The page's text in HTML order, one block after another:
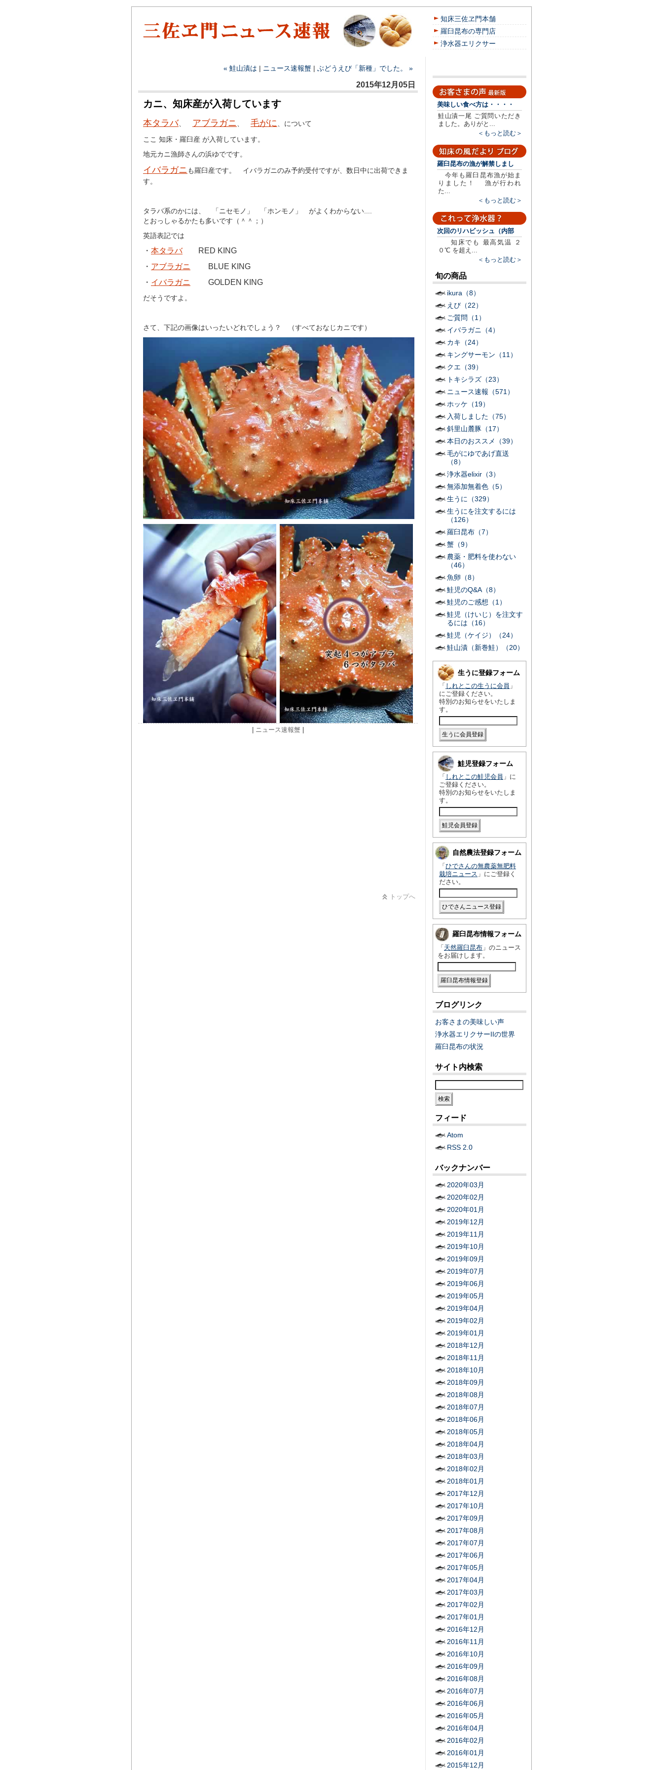
知床三佐ヱ門本舗
羅臼昆布の専門店
浄水器エリクサー
« 鮭山漬は | ニュース速報蟹 | ぶどうえび「新種」でした。 »
2015年12月05日
カニ、知床産が入荷しています
本タラバ アブラガニ 毛がに 、について
ここ 知床・羅臼産 が入荷しています。
地元カニ漁師さんの浜ゆでです。
イバラガニも羅臼産です。 イバラガニのみ予約受付ですが、数日中に出荷できま
す。
タラバ系のかには、 「ニセモノ」 「ホンモノ」 がよくわからない....
とおっしゃるかたも多いです（＾＾；）
英語表記では
・ 本タラバRED KING
・ アブラガニ BLUE KING
・ イバラガニ GOLDEN KING
だそうですよ。
さて、下記の画像はいったいどれでしょう？ （すべておなじカニです）
ニュース速報蟹
トップへ
美味しい食べ方は・・・・
鮭山漬一尾 ご質問いただき
ました。ありがと...
＜もっと読む＞
羅臼昆布の漁が解禁しまし
今年も羅臼昆布漁が始ま
りました！ 漁が行われ
た...
＜もっと読む＞
次回のリハビッシュ（内部
知床でも 最高気温 ２
０℃ を超え...
＜もっと読む＞
旬の商品
ikura（8）
えび（22）
ご質問（1）
イバラガニ（4）
カキ（24）
キングサーモン（11）
クエ（39）
トキシラズ（23）
ニュース速報（571）
ホッケ（19）
入荷しました（75）
斜里山麓豚（17）
本日のおススメ（39）
毛がにゆであげ直送
（8）
浄水器elixir（3）
無添加無着色（5）
生うに（329）
生うにを注文するには
（126）
羅臼昆布（7）
蟹（9）
農薬・肥料を使わない
（46）
魚卵（8）
鮭児のQ&A（8）
鮭児のご感想（1）
鮭児（けいじ）を注文す
るには（16）
鮭児（ケイジ）（24）
鮭山漬（新巻鮭）（20）
生うに登録フォーム
「 しれとこの生うに会員 」
にご登録ください。
特別のお知らせをいたしま
す。
鮭児登録フォーム
「 しれとこの鮭児会員 」に
ご登録ください。
特別のお知らせをいたしま
す。
自然農法登録フォーム
「 ひでさんの無農薬無肥料
栽培ニュース 」にご登録く
ださい。
羅臼昆布情報フォーム
「 天然羅臼昆布 」のニュース
をお届けします。
ブログリンク
お客さまの美味しい声
浄水器エリクサーIIの世界
羅臼昆布の状況
サイト内検索
フィード
Atom
RSS 2.0
バックナンバー
2020年03月
2020年02月
2020年01月
2019年12月
2019年11月
2019年10月
2019年09月
2019年07月
2019年06月
2019年05月
2019年04月
2019年02月
2019年01月
2018年12月
2018年11月
2018年10月
2018年09月
2018年08月
2018年07月
2018年06月
2018年05月
2018年04月
2018年03月
2018年02月
2018年01月
2017年12月
2017年10月
2017年09月
2017年08月
2017年07月
2017年06月
2017年05月
2017年04月
2017年03月
2017年02月
2017年01月
2016年12月
2016年11月
2016年10月
2016年09月
2016年08月
2016年07月
2016年06月
2016年05月
2016年04月
2016年02月
2016年01月
2015年12月